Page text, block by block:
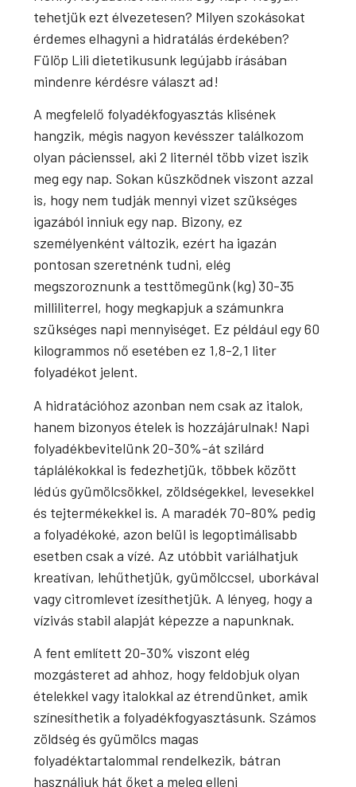
tehetjük ezt élvezetesen? Milyen szokásokat
érdemes elhagyni a hidratálás érdekében?
Fülöp Lili dietetikusunk legújabb írásában
mindenre kérdésre választ ad!
A megfelelő folyadékfogyasztás klisének
hangzik, mégis nagyon kevésszer találkozom
olyan pácienssel, aki 2 liternél több vizet iszik
meg egy nap. Sokan küszködnek viszont azzal
is, hogy nem tudják mennyi vizet szükséges
igazából inniuk egy nap. Bizony, ez
személyenként változik, ezért ha igazán
pontosan szeretnénk tudni, elég
megszoroznunk a testtömegünk (kg) 30-35
milliliterrel, hogy megkapjuk a számunkra
szükséges napi mennyiséget. Ez például egy 60
kilogrammos nő esetében ez 1,8-2,1 liter
folyadékot jelent.
A hidratációhoz azonban nem csak az italok,
hanem bizonyos ételek is hozzájárulnak! Napi
folyadékbevitelünk 20-30%-át szilárd
táplálékokkal is fedezhetjük, többek között
lédús gyümölcsökkel, zöldségekkel, levesekkel
és tejtermékekkel is. A maradék 70-80% pedig
a folyadékoké, azon belül is legoptimálisabb
esetben csak a vízé. Az utóbbit variálhatjuk
kreatívan, lehűthetjük, gyümölccsel, uborkával
vagy citromlevet ízesíthetjük. A lényeg, hogy a
vízivás stabil alapját képezze a napunknak.
A fent említett 20-30% viszont elég
mozgásteret ad ahhoz, hogy feldobjuk olyan
ételekkel vagy italokkal az étrendünket, amik
színesíthetik a folyadékfogyasztásunk. Számos
zöldség és gyümölcs magas
folyadéktartalommal rendelkezik, bátran
használjuk hát őket a meleg elleni